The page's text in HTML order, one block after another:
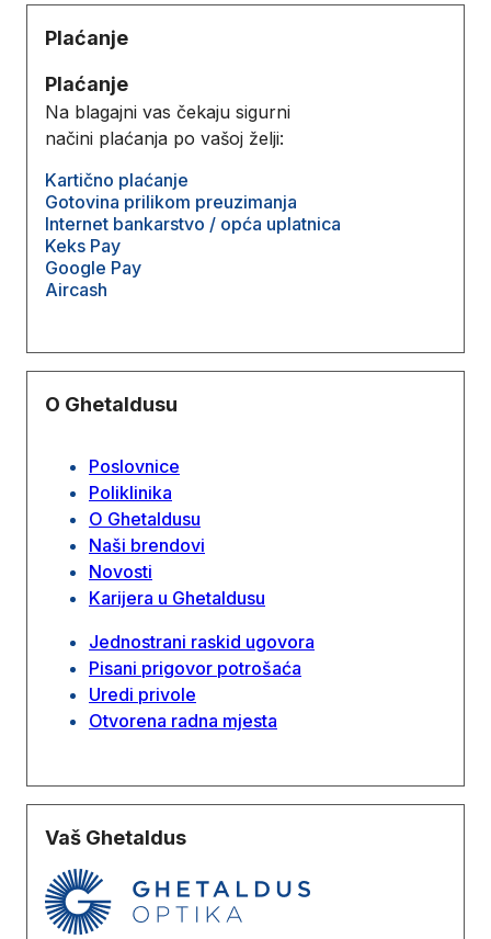
Plaćanje
Plaćanje
Na blagajni vas čekaju sigurni
načini plaćanja po vašoj želji:
Kartično plaćanje
Gotovina prilikom preuzimanja
Internet bankarstvo / opća uplatnica
Keks Pay
Google Pay
Aircash
O Ghetaldusu
Poslovnice
Poliklinika
O Ghetaldusu
Naši brendovi
Novosti
Karijera u Ghetaldusu
Jednostrani raskid ugovora
Pisani prigovor potrošaća
Uredi privole
Otvorena radna mjesta
Vaš Ghetaldus